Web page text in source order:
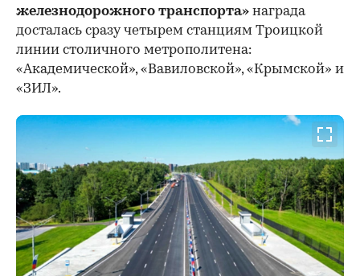
железнодорожного транспорта» награда
досталась сразу четырем станциям Троицкой
линии столичного метрополитена:
«Академической», «Вавиловской», «Крымской» и
«ЗИЛ».